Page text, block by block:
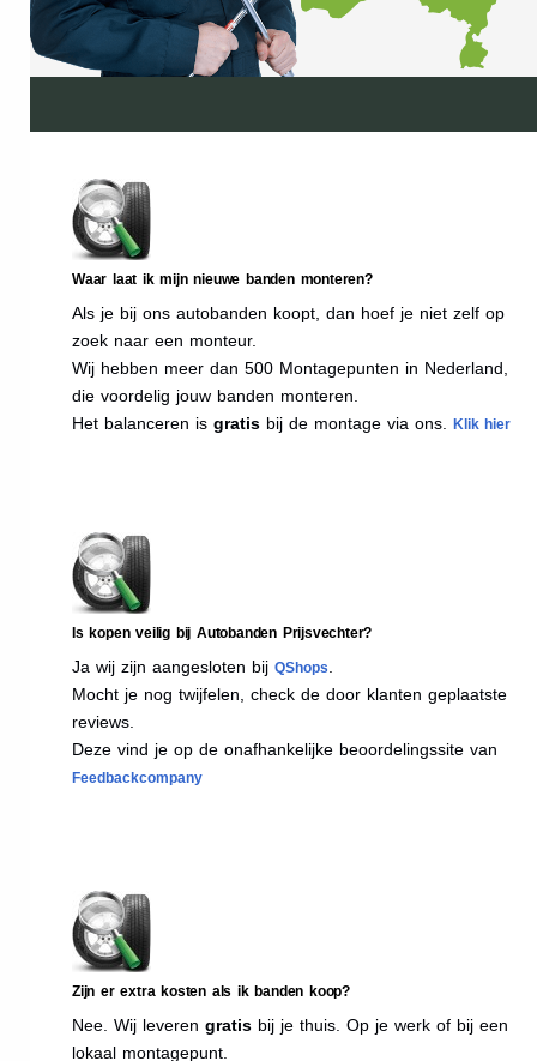
Waar laat ik mijn nieuwe banden monteren?
Als je bij ons autobanden koopt, dan hoef je niet zelf op
zoek naar een monteur.
Wij hebben meer dan 500 Montagepunten in Nederland,
die voordelig jouw banden monteren.
Het balanceren is gratis bij de montage via ons. Klik hier
Is kopen veilig bij Autobanden Prijsvechter?
Ja wij zijn aangesloten bij QShops
Mocht je nog twijfelen, check de door klanten geplaatste
reviews.
Deze vind je op de onafhankelijke beoordelingssite van
Feedbackcompany
Zijn er extra kosten als ik banden koop?
Nee. Wij leveren gratis bij je thuis. Op je werk of bij een
lokaal montagepunt.